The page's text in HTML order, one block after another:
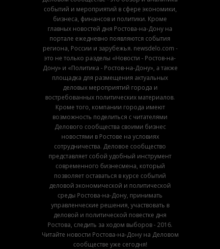
событий и мероприятий в сфере экономики,
бизнеса, финансов и политики. Кроме
главных новостей дня Ростова-на-Дону на
портале ежедневно появляются события
региона, России и зарубежья. newsdelo.com -
это не только разделы «Новости - Ростов-на-
Дону» и «Политика - Ростов-на-Дону», а также
площадка для размещения актуальных
деловых мероприятий города и
востребованных политических материалов.
Кроме того, компании города имеют
возможность поделиться с читателями
Делового сообщества своими бизнес
новостями в Ростове на условиях
сотрудничества. Деловое сообщество
представляет собой удобный инструмент
современного бизнесмена, который
позволяет оставаться в курсе событий
деловой экономической и политической
среды Ростова-на-Дону, принимать
управленческие решения, участвовать в
деловой и политической повестке дня
Ростова, следить за ходом выборов - 2016.
Читайте новости Ростова-на-Дону на Деловом
сообществе уже сегодня!